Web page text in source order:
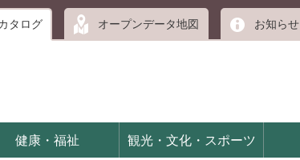
タログ オープンデータ地図 お知らせ
健康・福祉 観光・文化・スポーツ